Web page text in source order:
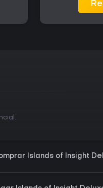
Islands of Insight